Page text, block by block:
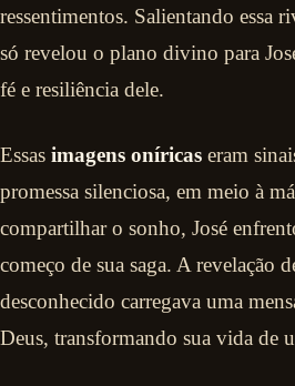
ressentimentos. Salientando essa
só revelou o plano divino para
fé e resiliência dele.
Essas imagens oníricas eram
promessa silenciosa, em meio à
compartilhar o sonho, José
começo de sua saga. A revelação
desconhecido carregava uma
Deus, transformando sua vida de